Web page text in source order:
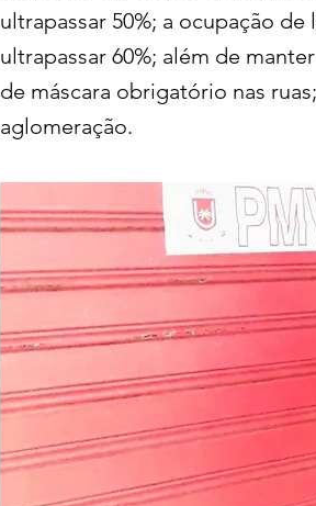
ultrapassar 50%; a ocupação
ultrapassar 60%; além de
de máscara obrigatório nas
aglomeração.